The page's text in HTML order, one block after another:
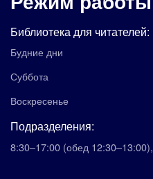
Библиотека для читателей:
Будние дни
Суббота
Воскресенье
Подразделения:
8:30–17:00 (обед 12:30–13:00),